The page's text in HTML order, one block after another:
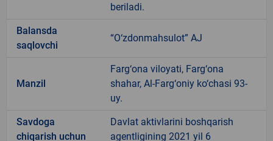
beriladi.
Balansda
saqlovchi
“O‘zdonmahsulot” AJ
Manzil
Farg‘ona viloyati, Farg‘ona
shahar, Al-Farg‘oniy ko‘chasi 93-
uy.
Savdoga
chiqarish uchun
Davlat aktivlarini boshqarish
agentligining 2021 yil 6